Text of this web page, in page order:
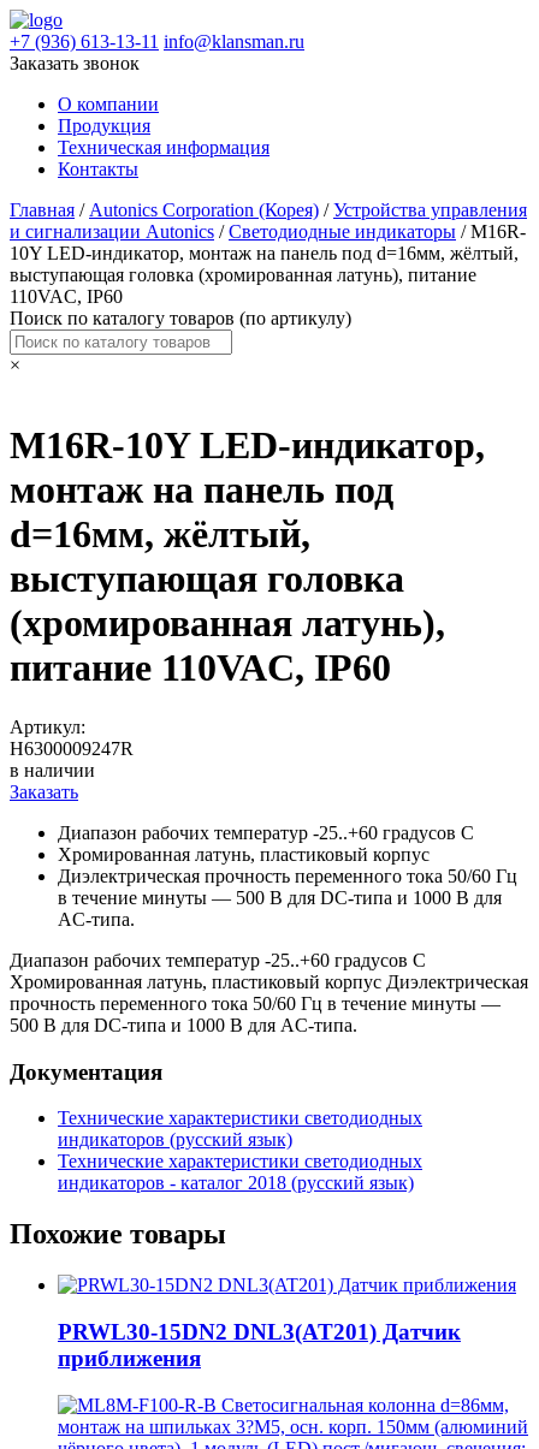
+7 (936) 613-13-11 info@klansman.ru
Заказать звонок
О компании
Продукция
Техническая информация
Контакты
Главная / Autonics Corporation (Корея) /Устройства управления
и сигнализации Autonics /Светодиодные индикаторы / M16R-
10Y LED-индикатор, монтаж на панель под d=16мм, жёлтый,
выступающая головка (хромированная латунь), питание
110VAC, IP60
Поиск по каталогу товаров (по артикулу)
×
M16R-10Y LED-индикатор,
монтаж на панель под
d=16мм, жёлтый,
выступающая головка
(хромированная латунь),
питание 110VAC, IP60
Артикул:
H6300009247R
в наличии
Заказать
Диапазон рабочих температур -25..+60 градусов С
Хромированная латунь, пластиковый корпус
Диэлектрическая прочность переменного тока 50/60 Гц
в течение минуты — 500 В для DC-типа и 1000 В для
AC-типа.
Диапазон рабочих температур -25..+60 градусов С
Хромированная латунь, пластиковый корпус Диэлектрическая
прочность переменного тока 50/60 Гц в течение минуты —
500 В для DC-типа и 1000 В для AC-типа.
Документация
Технические характеристики светодиодных
индикаторов (русский язык)
Технические характеристики светодиодных
индикаторов - каталог 2018 (русский язык)
Похожие товары
PRWL30-15DN2 DNL3(AT201) Датчик
приближения